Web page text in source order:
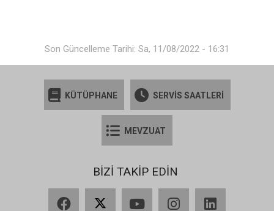
Son Güncelleme Tarihi: Sa, 11/08/2022 - 16:31
KÜTÜPHANE SERVİS SAATLERİ
MEVZUAT
BİZİ TAKİP EDİN